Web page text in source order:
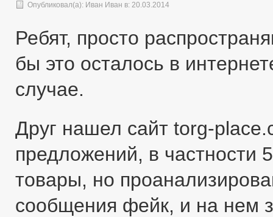
Опубликовал(а): Иван Иван в: 20.03.2014
Ребят, просто
бы это осталось в
случае.
Друг нашел сайт torg-
предложений, в частности
товары, но
сообщения фейк, и на нем